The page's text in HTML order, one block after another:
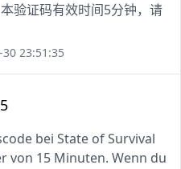
验证码有效时间5分钟，请
23:51:35
bei State of Survival
von 15 Minuten. Wenn du